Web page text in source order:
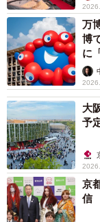
— つじ@万博4/8
よく使われてい
ので、「団扇の枠
物をお風呂につけ
た」という方法を
いいですし、透け
も？ うちわ専用
す。
うちわであおぎ
のパビリオンもサ
万
博
に
大
予
京
信